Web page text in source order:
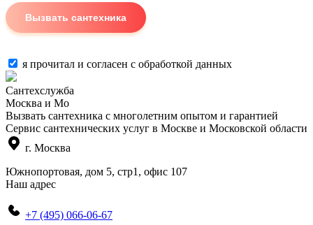
я прочитал и согласен с обработкой данных
Сантехслужба
Москва и Мо
Вызвать сантехника с многолетним опытом и гарантией
Сервис сантехнических услуг в Москве и Московской области
г. Москва
Южнопортовая, дом 5, стр1, офис 107
Наш адрес
+7 (495) 066-06-67